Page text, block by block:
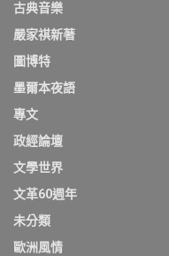
古典音樂
嚴家祺新著
圖博特
墨爾本夜語
專文
政經論壇
文學世界
文革60週年
未分類
歐洲風情